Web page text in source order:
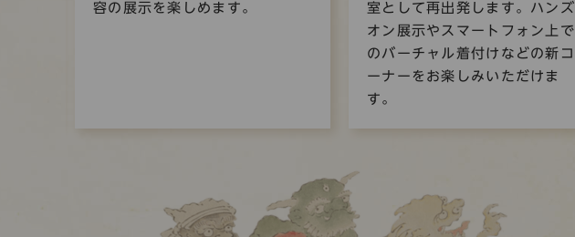
容の展示を楽しめます。
室として再出発します。ハンズ
オン展示やスマートフォン上で
のバーチャル着付けなどの新コ
ーナーをお楽しみいただけま
す。